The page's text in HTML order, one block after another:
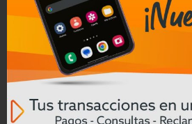
Milton Rocano el
Centrosur invierte
millones para
la subestación “El
Centenario” en